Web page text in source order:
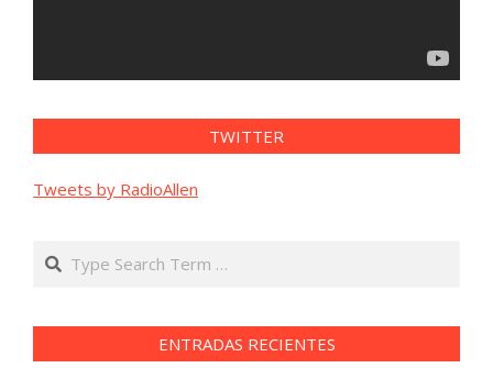
TWITTER
Tweets by RadioAllen
Search
ENTRADAS RECIENTES